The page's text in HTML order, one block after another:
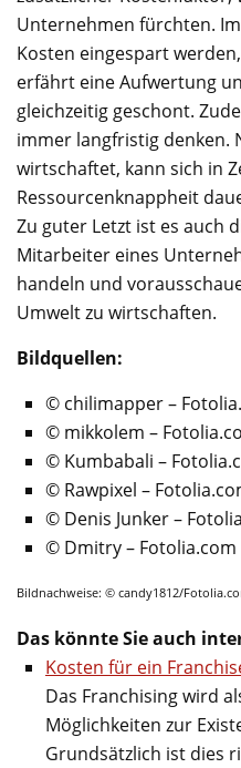
Unternehmen fürchten.
Kosten eingespart
erfährt eine Aufwertung
gleichzeitig geschont.
immer langfristig denken.
wirtschaftet, kann sich in
Ressourcenknappheit
Zu guter Letzt ist es auch
Mitarbeiter eines
handeln und
Umwelt zu wirtschaften.
Bildquellen:
© chilimapper –
© mikkolem –
© Kumbabali –
© Rawpixel –
© Denis Junker –
© Dmitry – Fotolia.com
Bildnachweise: © candy1812/
Das könnte Sie auch
Kosten für ein
Das Franchising wird
Möglichkeiten zur
Grundsätzlich ist dies